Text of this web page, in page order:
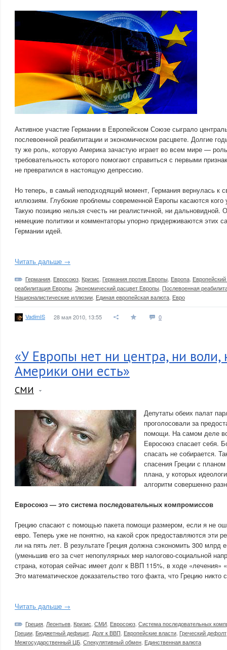
Активное участие Германии в Европейском Союзе сыграло
послевоенной реабилитации и экономическом расцвете. Долгие
ту же роль, которую Америка зачастую играет во всем мире —
требовательность которого помогают справиться с первыми
не превратился в настоящую депрессию.
Но теперь, в самый неподходящий момент, Германия вернулась к
иллюзиям. Глубокие проблемы современной Европы касаются кого
Такую позицию нельзя счесть ни реалистичной, ни дальновидной.
немецкие политики и комментаторы упорно придерживаются этих
Германии идей.
Читать дальше →
Германия Евросоюз Кризис Германия против Европы Европа
реабилитация Европы Экономический расцвет Европы Послевоенная
Националистические иллюзии Единая европейская валюта Евро
VadimIS 28 мая 2010, 13:55 0
«У Европы нет ни центра, ни воли,
Америки они есть»
СМИ
Депутаты обеих палат
проголосовали за
помощи. На самом деле
Евросоюз спасает себя.
спасать не собирается.
спасения Греции с
плана, у которых
алгоритм совершенно
Евросоюз — это система последовательных компромиссов
Грецию спасают с помощью пакета помощи размером, если я не
евро. Теперь уже не понятно, на какой срок предоставляются эти
ли на пять лет. В результате Греция должна сэкономить 300 млрд
(уменьшив его за счет непопулярных мер налогово-социальной
страна, которая сейчас имеет долг к ВВП 115%, в ходе «лечения»
Это математическое доказательство того факта, что Грецию никто
Читать дальше →
Греция Леонтьев Кризис СМИ Евросоюз Система последовательных
Греции Бюджетный дефицит Долг к ВВП Европейские власти Греческий дефолт
Межгосударственный ЦБ Спекулятивный обмен Единственная валюта